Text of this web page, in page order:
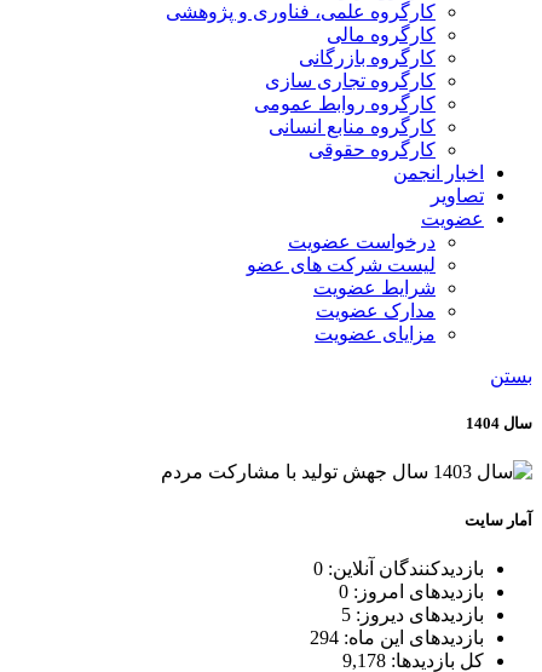
کارگروه علمی، فناوری و پژوهشی
کارگروه مالی
کارگروه بازرگانی
کارگروه تجاری سازی
کارگروه روابط عمومی
کارگروه منابع انسانی
کارگروه حقوقی
اخبار انجمن
تصاویر
عضویت
درخواست عضویت
لیست شرکت های عضو
شرایط عضویت
مدارک عضویت
مزایای عضویت
بستن
سال 1404
آمار سایت
بازدیدکنندگان آنلاین: 0
بازدیدهای امروز: 0
بازدیدهای دیروز: 5
بازدیدهای این ماه: 294
کل بازدیدها: 9,178